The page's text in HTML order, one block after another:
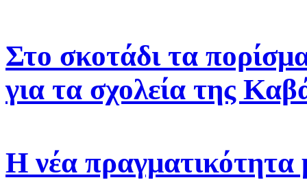
Στο σκοτάδι τα
για τα σχολεία της
Η νέα πραγματικότητα